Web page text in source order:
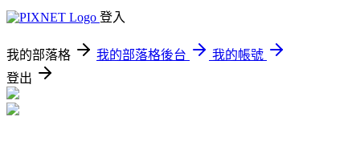
登入
我的部落格 我的部落格後台
我的帳號
登出